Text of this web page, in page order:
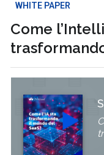
WHITE PAPER
Come